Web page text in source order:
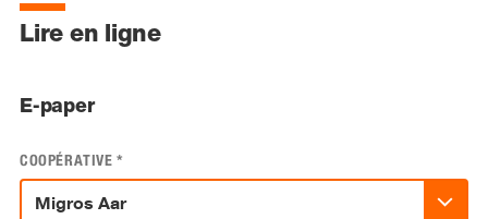
Lire en ligne
E-paper
COOPÉRATIVE *